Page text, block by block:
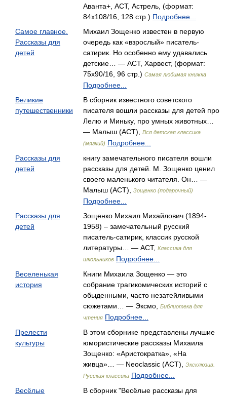
Аванта+, АСТ, Астрель, (формат:
84x108/16, 128 стр.) Подробнее...
Самое главное.
Рассказы для
детей
Михаил Зощенко известен в первую
очередь как «взрослый» писатель-
сатирик. Но особенно ему удавались
детские… — АСТ, Харвест, (формат:
75x90/16, 96 стр.) Самая любимая книжка
Подробнее...
Великие
путешественники
В сборник известного советского
писателя вошли рассказы для детей про
Лелю и Миньку, про умных животных…
— Малыш (АСТ),
Вся детская классика
(мягкий) Подробнее...
Рассказы для
детей
книгу замечательного писателя вошли
рассказы для детей. М. Зощенко ценил
своего маленького читателя. Он… —
Малыш (АСТ),
Зощенко (подарочный)
Подробнее...
Рассказы для
детей
Зощенко Михаил Михайлович (1894-
1958) – замечательный русский
писатель-сатирик, классик русской
литературы… — АСТ, Классика для
школьников Подробнее...
Веселенькая
история
Книги Михаила Зощенко — это
собрание трагикомических историй с
обыденными, часто незатейливыми
сюжетами… — Эксмо,
Библиотека для
чтения Подробнее...
Прелести
культуры
В этом сборнике представлены лучшие
юмористические рассказы Михаила
Зощенко: «Аристократка», «На
живца»… — Neoclassic (АСТ),
Эксклюзив.
Русская классика Подробнее...
Весёлые
В сборник "Весёлые рассказы для